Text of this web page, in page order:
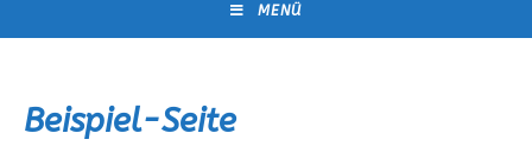
MENÜ
Beispiel-Seite